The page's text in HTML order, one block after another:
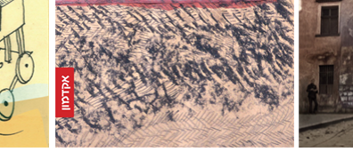
הנחת אתר ספר מודפס
$28
$25